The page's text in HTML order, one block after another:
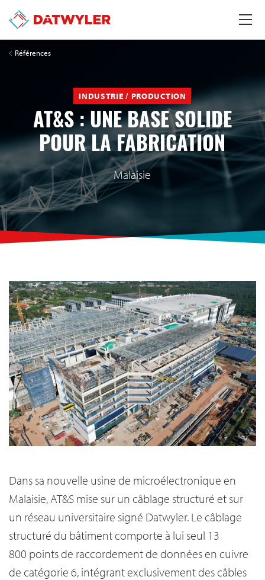
Références
INDUSTRIE / PRODUCTION
AT&S : UNE BASE SOLIDE
POUR LA FABRICATION
Malaisie
Dans sa nouvelle usine de microélectronique en
Malaisie, AT&S mise sur un câblage structuré et sur
un réseau universitaire signé Datwyler. Le câblage
structuré du bâtiment comporte à lui seul 13
800 points de raccordement de données en cuivre
de catégorie 6, intégrant exclusivement des câbles